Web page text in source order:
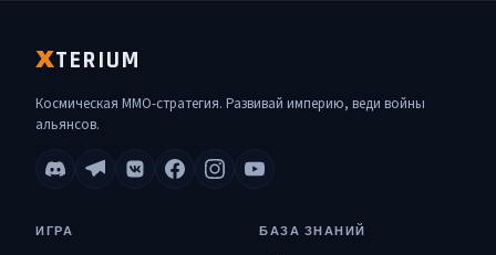
XTERIUM
Космическая MMO-стратегия. Развивай империю, веди войны
альянсов.
ИГРА БАЗА ЗНАНИЙ